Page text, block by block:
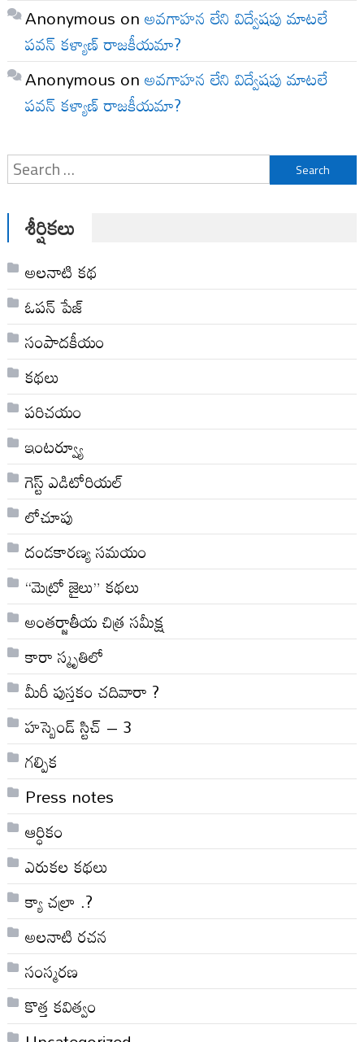
Anonymous onఅవగాహన లేని విద్వేషపు మాటలే
పవన్ కళ్యాణ్ రాజకీయమా?
Anonymous onఅవగాహన లేని విద్వేషపు మాటలే
పవన్ కళ్యాణ్ రాజకీయమా?
Search
for:
శీర్షికలు
అల‌నాటి క‌థ‌
ఓపన్ పేజ్
సంపాదకీయం
కథలు
పరిచయం
ఇంటర్వ్యూ
గెస్ట్ ఎడిటోరియల్
లోచూపు
దండకారణ్య సమయం
“మెట్రో జైలు” కథలు
అంతర్జాతీయ చిత్ర సమీక్ష
కారా స్మృతిలో
మీరీ పుస్తకం చదివారా ?
హస్బెండ్ స్టిచ్ – 3
గల్పిక
Press notes
ఆర్ధికం
ఎరుకల కథలు
క్యా చల్రా .?
అలనాటి రచన
సంస్మరణ
కొత్త కవిత్వం